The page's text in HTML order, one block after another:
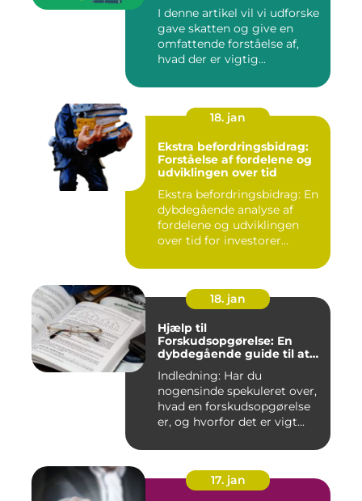
optimere deres
økonomiske strategier
I denne artikel vil vi udforske
gave skatten og give en
omfattende forståelse af,
hvad der er vigtig...
18. jan
Ekstra befordringsbidrag:
Forståelse af fordelene og
udviklingen over tid
Ekstra befordringsbidrag: En
dybdegående analyse af
fordelene og udviklingen
over tid for investorer...
18. jan
Hjælp til
Forskudsopgørelse: En
dybdegående guide til at
skatteansættelse
Indledning: Har du
nogensinde spekuleret over,
hvad en forskudsopgørelse
er, og hvorfor det er vigt...
17. jan